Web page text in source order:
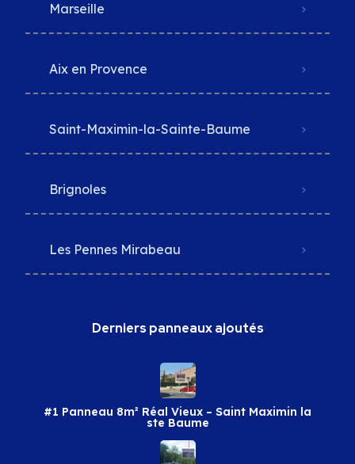
Marseille
Aix en Provence
Saint-Maximin-la-Sainte-Baume
Brignoles
Les Pennes Mirabeau
Derniers panneaux ajoutés
#1 Panneau 8m² Réal Vieux – Saint Maximin la
ste Baume